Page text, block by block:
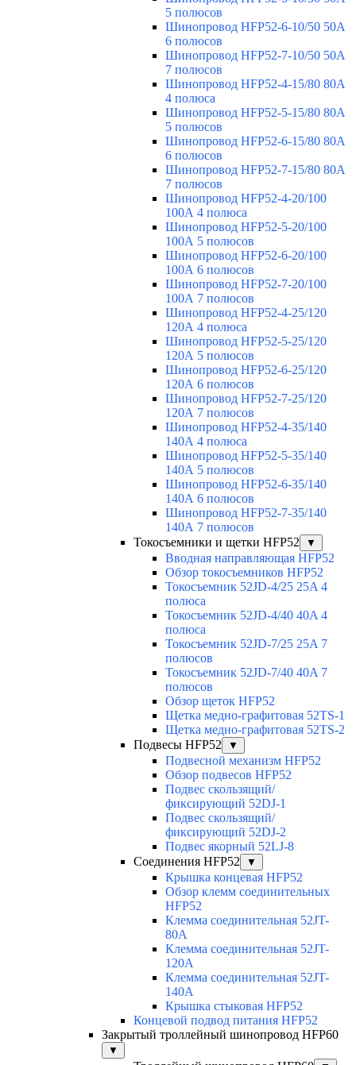
5 полюсов
Шинопровод HFP52-6-10/50 50А
6 полюсов
Шинопровод HFP52-7-10/50 50А
7 полюсов
Шинопровод HFP52-4-15/80 80A
4 полюса
Шинопровод HFP52-5-15/80 80А
5 полюсов
Шинопровод HFP52-6-15/80 80А
6 полюсов
Шинопровод HFP52-7-15/80 80А
7 полюсов
Шинопровод HFP52-4-20/100
100А 4 полюса
Шинопровод HFP52-5-20/100
100А 5 полюсов
Шинопровод HFP52-6-20/100
100А 6 полюсов
Шинопровод HFP52-7-20/100
100А 7 полюсов
Шинопровод HFP52-4-25/120
120А 4 полюса
Шинопровод HFP52-5-25/120
120А 5 полюсов
Шинопровод HFP52-6-25/120
120А 6 полюсов
Шинопровод HFP52-7-25/120
120А 7 полюсов
Шинопровод HFP52-4-35/140
140А 4 полюса
Шинопровод HFP52-5-35/140
140А 5 полюсов
Шинопровод HFP52-6-35/140
140А 6 полюсов
Шинопровод HFP52-7-35/140
140А 7 полюсов
Токосъемники и щетки HFP52
▼
Вводная направляющая HFP52
Обзор токосъемников HFP52
Токосъемник 52JD-4/25 25A 4
полюса
Токосъемник 52JD-4/40 40A 4
полюса
Токосъемник 52JD-7/25 25A 7
полюсов
Токосъемник 52JD-7/40 40A 7
полюсов
Обзор щеток HFP52
Щетка медно-графитовая 52TS-1
Щетка медно-графитовая 52TS-2
Подвесы HFP52
▼
Подвесной механизм HFP52
Обзор подвесов HFP52
Подвес скользящий/
фиксирующий 52DJ-1
Подвес скользящий/
фиксирующий 52DJ-2
Подвес якорный 52LJ-8
Соединения HFP52
▼
Крышка концевая HFP52
Обзор клемм соединительных
HFP52
Клемма соединительная 52JT-
80A
Клемма соединительная 52JT-
120A
Клемма соединительная 52JT-
140A
Крышка стыковая HFP52
Концевой подвод питания HFP52
Закрытый троллейный шинопровод HFP60
▼